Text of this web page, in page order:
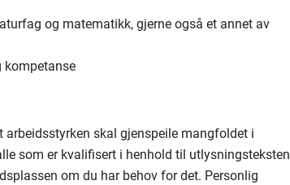
og matematikk, gjerne også et annet av
kompetanse
arbeidsstyrken skal gjenspeile mangfoldet i
som er kvalifisert i henhold til utlysningsteksten
om du har behov for det. Personlig